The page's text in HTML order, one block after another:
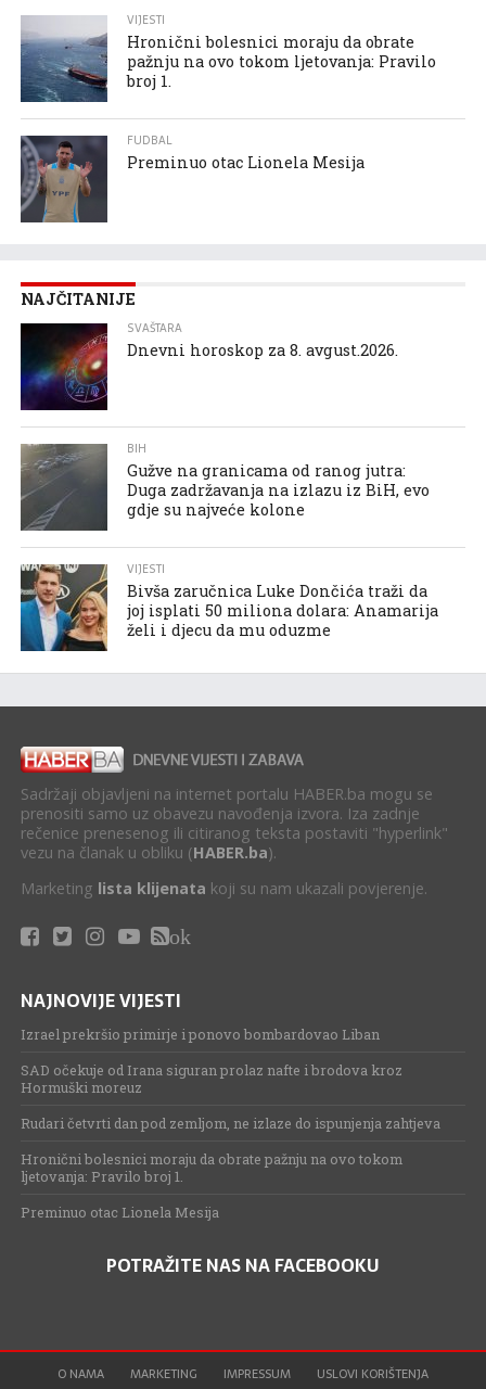
VIJESTI
Hronični bolesnici moraju da obrate
pažnju na ovo tokom ljetovanja: Pravilo
broj 1.
FUDBAL
Preminuo otac Lionela Mesija
NAJČITANIJE
SVAŠTARA
Dnevni horoskop za 8. avgust.2026.
BIH
Gužve na granicama od ranog jutra:
Duga zadržavanja na izlazu iz BiH, evo
gdje su najveće kolone
VIJESTI
Bivša zaručnica Luke Dončića traži da
joj isplati 50 miliona dolara: Anamarija
želi i djecu da mu oduzme
Sadržaji objavljeni na internet portalu HABER.ba mogu se
prenositi samo uz obavezu navođenja izvora. Iza zadnje
rečenice prenesenog ili citiranog teksta postaviti "hyperlink"
vezu na članak u obliku (HABER.ba).
Marketing lista klijenata koji su nam ukazali povjerenje.
ok
NAJNOVIJE VIJESTI
Izrael prekršio primirje i ponovo bombardovao Liban
SAD očekuje od Irana siguran prolaz nafte i brodova kroz
Hormuški moreuz
Rudari četvrti dan pod zemljom, ne izlaze do ispunjenja zahtjeva
Hronični bolesnici moraju da obrate pažnju na ovo tokom
ljetovanja: Pravilo broj 1.
Preminuo otac Lionela Mesija
POTRAŽITE NAS NA FACEBOOKU
O NAMA MARKETING IMPRESSUM
USLOVI KORIŠTENJA